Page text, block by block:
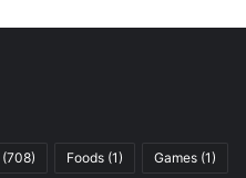
(708) Foods (1) Games (1)